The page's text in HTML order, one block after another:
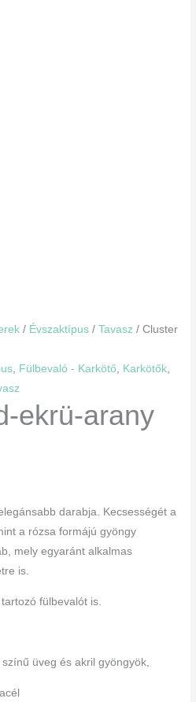
/ Évszaktípus /Tavasz / Cluster
Fülbevaló - Karkötő Karkötők
ekrü-arany
darabja. Kecsességét a
a rózsa formájú gyöngy
mely egyaránt alkalmas
is.
fülbevalót is.
üveg és akril gyöngyök,